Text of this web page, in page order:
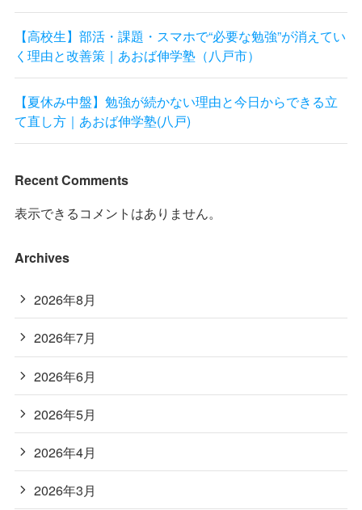
【高校生】部活・課題・スマホで“必要な勉強”が消えてい
く理由と改善策｜あおば伸学塾（八戸市）
【夏休み中盤】勉強が続かない理由と今日からできる立
て直し方｜あおば伸学塾(八戸)
Recent Comments
表示できるコメントはありません。
Archives
2026年8月
2026年7月
2026年6月
2026年5月
2026年4月
2026年3月